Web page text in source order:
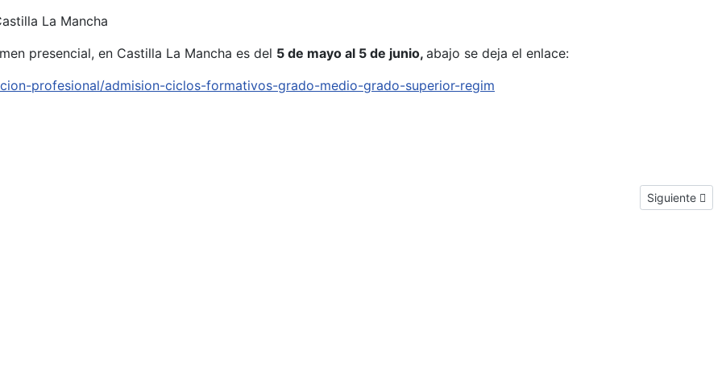
La Mancha
presencial, en Castilla La Mancha es del 5 de mayo al 5 de junio, abajo se deja el enlace:
profesional/admision-ciclos-formativos-grado-medio-grado-superior-regim
Next article:
Siguiente